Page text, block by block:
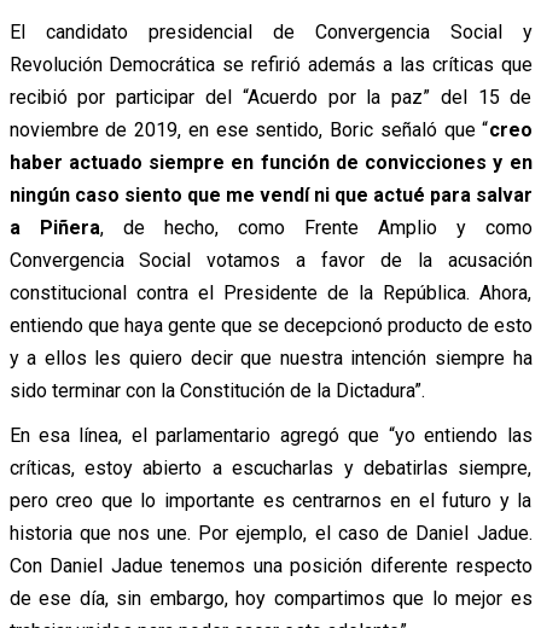
El candidato presidencial de Convergencia Social y
Revolución Democrática se refirió además a las críticas que
recibió por participar del “Acuerdo por la paz” del 15 de
noviembre de 2019, en ese sentido, Boric señaló que “creo
haber actuado siempre en función de convicciones y en
ningún caso siento que me vendí ni que actué para salvar
a Piñera, de hecho, como Frente Amplio y como
Convergencia Social votamos a favor de la acusación
constitucional contra el Presidente de la República. Ahora,
entiendo que haya gente que se decepcionó producto de esto
y a ellos les quiero decir que nuestra intención siempre ha
sido terminar con la Constitución de la Dictadura”.
En esa línea, el parlamentario agregó que “yo entiendo las
críticas, estoy abierto a escucharlas y debatirlas siempre,
pero creo que lo importante es centrarnos en el futuro y la
historia que nos une. Por ejemplo, el caso de Daniel Jadue.
Con Daniel Jadue tenemos una posición diferente respecto
de ese día, sin embargo, hoy compartimos que lo mejor es